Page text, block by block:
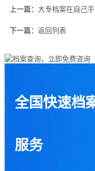
上一篇： 大专档案在自己
下一篇： 返回列表
全国快速档
服务